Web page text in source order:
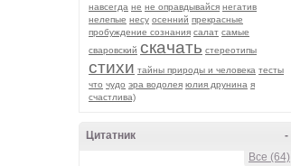
навсегда не не оправдывайся негатив
нелепые несу осенний прекрасные
пробуждение сознания салат самые
сваровский скачать стереотипы
стихи тайны природы и человека тесты
что чудо эра водолея юлия друнина я
счастлива)
-
Цитатник
Все (64)